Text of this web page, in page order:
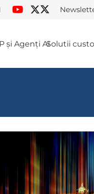
și Agenți AISolutii